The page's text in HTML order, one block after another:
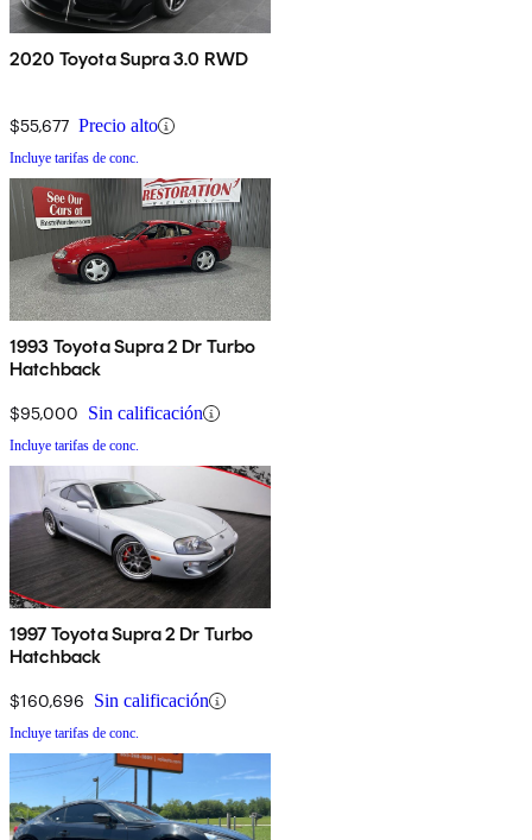
2020 Toyota Supra 3.0 RWD
$55,677 Precio alto
Incluye tarifas de conc.
1993 Toyota Supra 2 Dr Turbo
Hatchback
$95,000 Sin calificación
Incluye tarifas de conc.
1997 Toyota Supra 2 Dr Turbo
Hatchback
$160,696 Sin calificación
Incluye tarifas de conc.